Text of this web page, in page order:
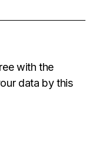
with the
data by this